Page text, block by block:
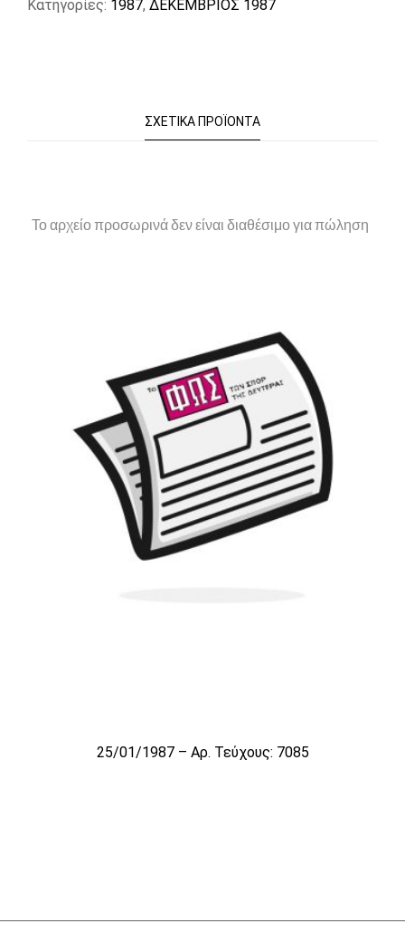
Κατηγορίες: 1987, ΔΕΚΕΜΒΡΙΟΣ 1987
ΣΧΕΤΙΚΆ ΠΡΟΪΌΝΤΑ
Το αρχείο προσωρινά δεν είναι διαθέσιμο για πώληση
25/01/1987 – Αρ. Τεύχους: 7085